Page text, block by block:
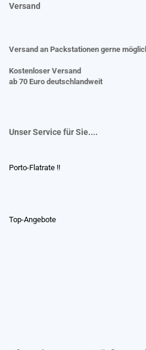
Versand
Versand an Packstationen gerne
Kostenloser Versand
ab 70 Euro deutschlandweit
Unser Service für Sie....
Porto-Flatrate !!
Top-Angebote